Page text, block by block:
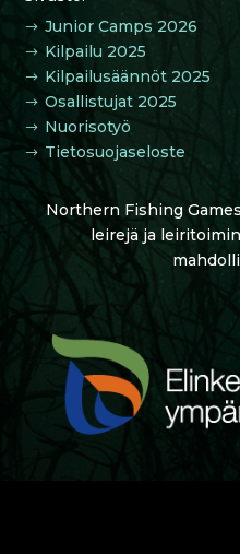
$ Junior Camps 2026
$ Kilpailu 2025
$ Kilpailusäännöt 2025
$ Osallistujat 2025
$ Nuorisotyö
$ Tietosuojaseloste
Northern Fishing
leirejä ja